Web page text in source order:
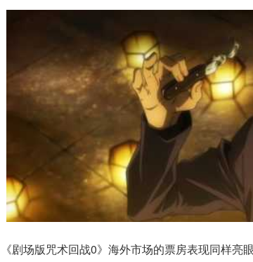
《剧场版咒术回战0》海外市场的票房表现同样